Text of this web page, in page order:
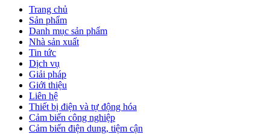
Trang chủ
Sản phẩm
Danh mục sản phẩm
Nhà sản xuất
Tin tức
Dịch vụ
Giải pháp
Giới thiệu
Liên hệ
Thiết bị điện và tự động hóa
Cảm biến công nghiệp
Cảm biến điện dung, tiệm cận